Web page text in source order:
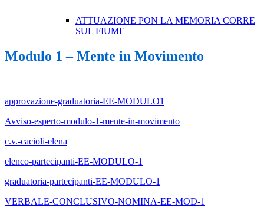
ATTUAZIONE PON LA MEMORIA CORRE
SUL FIUME
Modulo 1 – Mente in Movimento
approvazione-graduatoria-EE-MODULO1
Avviso-esperto-modulo-1-mente-in-movimento
c.v.-cacioli-elena
elenco-partecipanti-EE-MODULO-1
graduatoria-partecipanti-EE-MODULO-1
VERBALE-CONCLUSIVO-NOMINA-EE-MOD-1